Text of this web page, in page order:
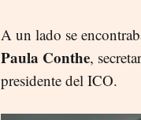
A un lado se
Paula Conthe,
presidente del ICO.